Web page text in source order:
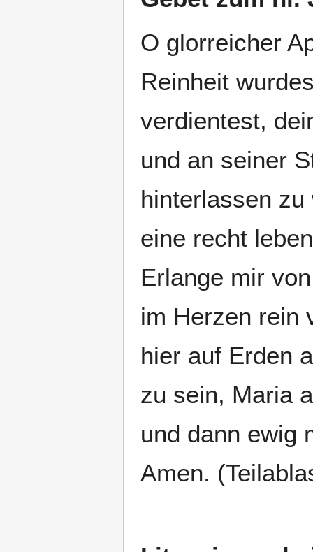
O glorreicher
Reinheit
verdientest,
und an seiner
hinterlassen
eine recht
Erlange mir
im Herzen rein
hier auf Erden
zu sein, Maria
und dann ewig
Amen.